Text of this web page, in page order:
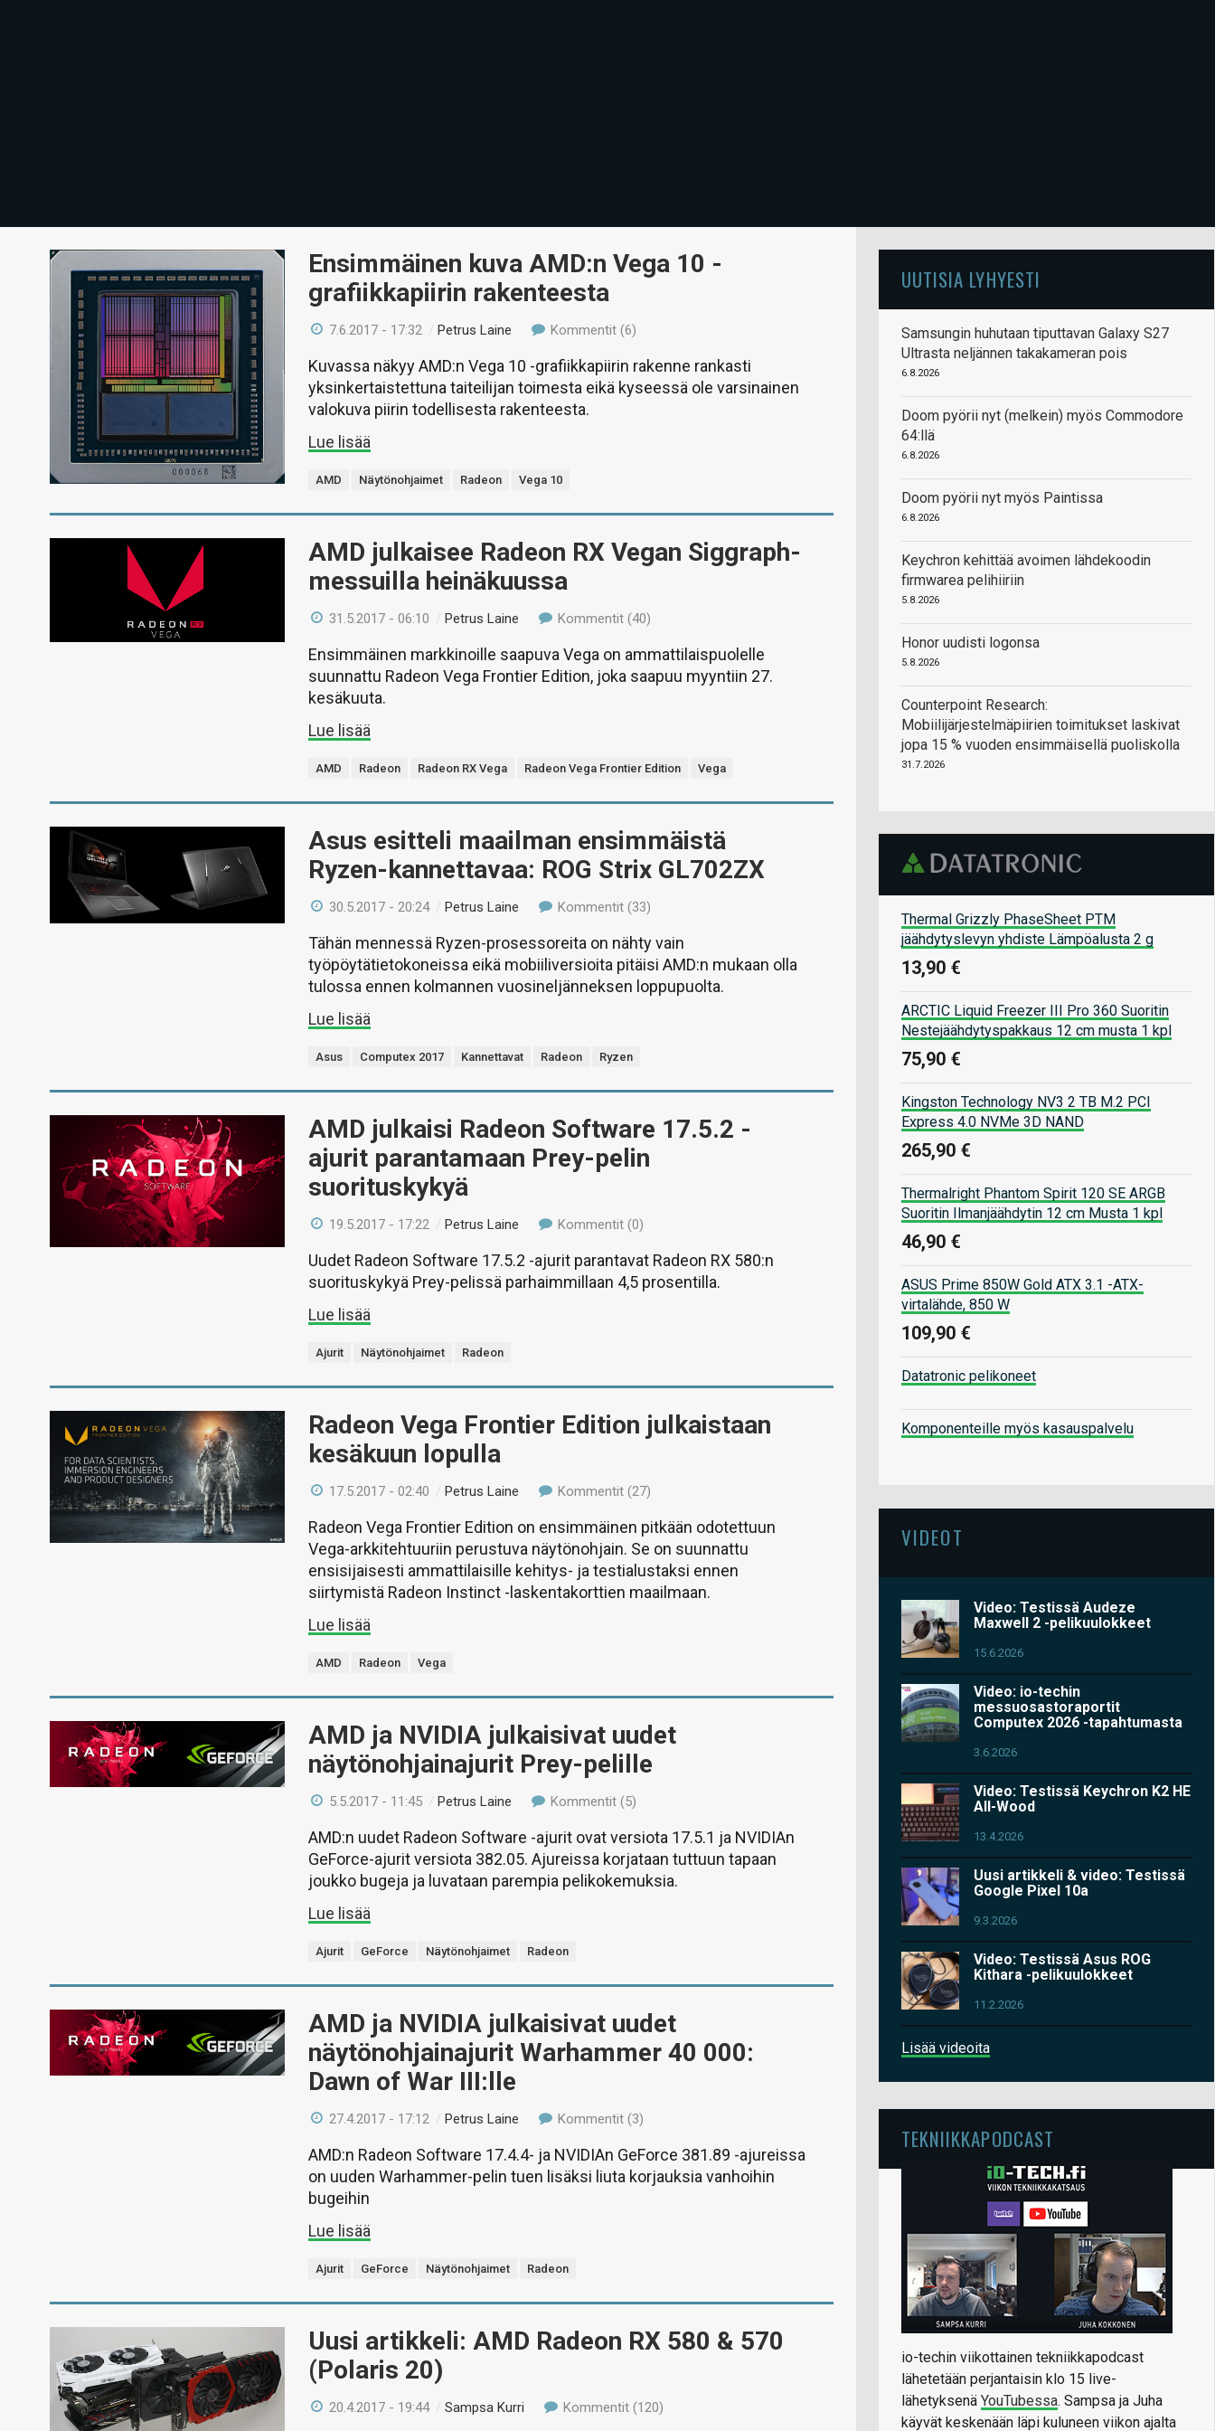
Ensimmäinen kuva AMD:n Vega 10 -
grafiikkapiirin rakenteesta
7.6.2017 - 17:32 /Petrus Laine Kommentit (6)
Kuvassa näkyy AMD:n Vega 10 -grafiikkapiirin rakenne rankasti
yksinkertaistettuna taiteilijan toimesta eikä kyseessä ole varsinainen
valokuva piirin todellisesta rakenteesta.
Lue lisää
AMD Näytönohjaimet Radeon Vega 10
AMD julkaisee Radeon RX Vegan Siggraph-
messuilla heinäkuussa
31.5.2017 - 06:10 /Petrus Laine Kommentit (40)
Ensimmäinen markkinoille saapuva Vega on ammattilaispuolelle
suunnattu Radeon Vega Frontier Edition, joka saapuu myyntiin 27.
kesäkuuta.
Lue lisää
AMD Radeon Radeon RX Vega Radeon Vega Frontier Edition Vega
Asus esitteli maailman ensimmäistä
Ryzen-kannettavaa: ROG Strix GL702ZX
30.5.2017 - 20:24 /Petrus Laine Kommentit (33)
Tähän mennessä Ryzen-prosessoreita on nähty vain
työpöytätietokoneissa eikä mobiiliversioita pitäisi AMD:n mukaan olla
tulossa ennen kolmannen vuosineljänneksen loppupuolta.
Lue lisää
Asus Computex 2017 Kannettavat Radeon Ryzen
AMD julkaisi Radeon Software 17.5.2 -
ajurit parantamaan Prey-pelin
suorituskykyä
19.5.2017 - 17:22 /Petrus Laine Kommentit (0)
Uudet Radeon Software 17.5.2 -ajurit parantavat Radeon RX 580:n
suorituskykyä Prey-pelissä parhaimmillaan 4,5 prosentilla.
Lue lisää
Ajurit Näytönohjaimet Radeon
Radeon Vega Frontier Edition julkaistaan
kesäkuun lopulla
17.5.2017 - 02:40 /Petrus Laine Kommentit (27)
Radeon Vega Frontier Edition on ensimmäinen pitkään odotettuun
Vega-arkkitehtuuriin perustuva näytönohjain. Se on suunnattu
ensisijaisesti ammattilaisille kehitys- ja testialustaksi ennen
siirtymistä Radeon Instinct -laskentakorttien maailmaan.
Lue lisää
AMD Radeon Vega
AMD ja NVIDIA julkaisivat uudet
näytönohjainajurit Prey-pelille
5.5.2017 - 11:45 /Petrus Laine Kommentit (5)
AMD:n uudet Radeon Software -ajurit ovat versiota 17.5.1 ja NVIDIAn
GeForce-ajurit versiota 382.05. Ajureissa korjataan tuttuun tapaan
joukko bugeja ja luvataan parempia pelikokemuksia.
Lue lisää
Ajurit GeForce Näytönohjaimet Radeon
AMD ja NVIDIA julkaisivat uudet
näytönohjainajurit Warhammer 40 000:
Dawn of War III:lle
27.4.2017 - 17:12 /Petrus Laine Kommentit (3)
AMD:n Radeon Software 17.4.4- ja NVIDIAn GeForce 381.89 -ajureissa
on uuden Warhammer-pelin tuen lisäksi liuta korjauksia vanhoihin
bugeihin
Lue lisää
Ajurit GeForce Näytönohjaimet Radeon
Uusi artikkeli: AMD Radeon RX 580 & 570
(Polaris 20)
20.4.2017 - 19:44 /Sampsa Kurri Kommentit (120)
UUTISIA LYHYESTI
Samsungin huhutaan tiputtavan Galaxy S27
Ultrasta neljännen takakameran pois
6.8.2026
Doom pyörii nyt (melkein) myös Commodore
64:llä
6.8.2026
Doom pyörii nyt myös Paintissa
6.8.2026
Keychron kehittää avoimen lähdekoodin
firmwarea pelihiiriin
5.8.2026
Honor uudisti logonsa
5.8.2026
Counterpoint Research:
Mobiilijärjestelmäpiirien toimitukset laskivat
jopa 15 % vuoden ensimmäisellä puoliskolla
31.7.2026
Thermal Grizzly PhaseSheet PTM
jäähdytyslevyn yhdiste Lämpöalusta 2 g
13,90 €
ARCTIC Liquid Freezer III Pro 360 Suoritin
Nestejäähdytyspakkaus 12 cm musta 1 kpl
75,90 €
Kingston Technology NV3 2 TB M.2 PCI
Express 4.0 NVMe 3D NAND
265,90 €
Thermalright Phantom Spirit 120 SE ARGB
Suoritin Ilmanjäähdytin 12 cm Musta 1 kpl
46,90 €
ASUS Prime 850W Gold ATX 3.1 -ATX-
virtalähde, 850 W
109,90 €
Datatronic pelikoneet
Komponenteille myös kasauspalvelu
VIDEOT
Video: Testissä Audeze
Maxwell 2 -pelikuulokkeet
15.6.2026
Video: io-techin
messuosastoraportit
Computex 2026 -tapahtumasta
3.6.2026
Video: Testissä Keychron K2 HE
All-Wood
13.4.2026
Uusi artikkeli & video: Testissä
Google Pixel 10a
9.3.2026
Video: Testissä Asus ROG
Kithara -pelikuulokkeet
11.2.2026
Lisää videoita
TEKNIIKKAPODCAST
io-techin viikottainen tekniikkapodcast
lähetetään perjantaisin klo 15 live-
lähetyksenä YouTubessa. Sampsa ja Juha
käyvät keskenään läpi kuluneen viikon ajalta